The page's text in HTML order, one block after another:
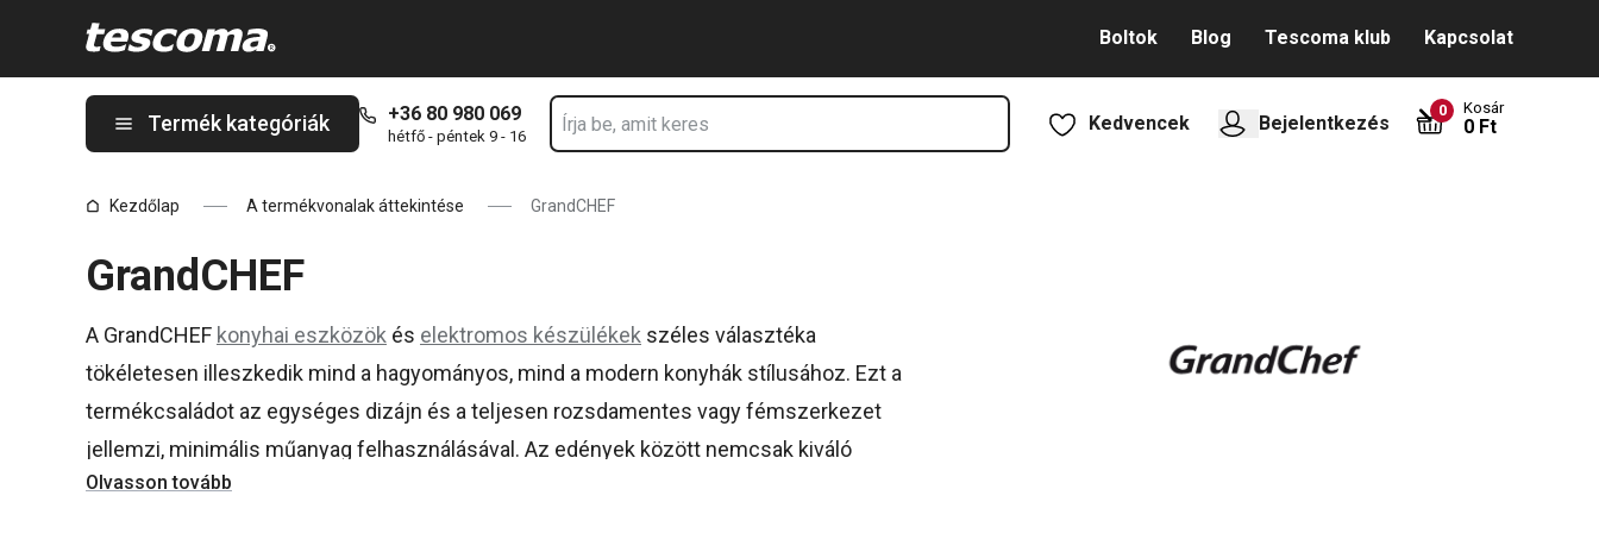
Boltok Blog Tescoma klub Kapcsolat
Termék kategóriák +36 80 980 069
hétfő - péntek 9 - 16
Kedvencek Bejelentkezés
0 Kosár
0 Ft
Kezdőlap A termékvonalak áttekintése GrandCHEF
GrandCHEF
A GrandCHEF konyhai eszközök és elektromos készülékek széles választéka
tökéletesen illeszkedik mind a hagyományos, mind a modern konyhák stílusához. Ezt a
termékcsaládot az egységes dizájn és a teljesen rozsdamentes vagy fémszerkezet
jellemzi, minimális műanyag felhasználásával. Az edények között nemcsak kiváló
minőségűserpenyők
Olvasson tovább